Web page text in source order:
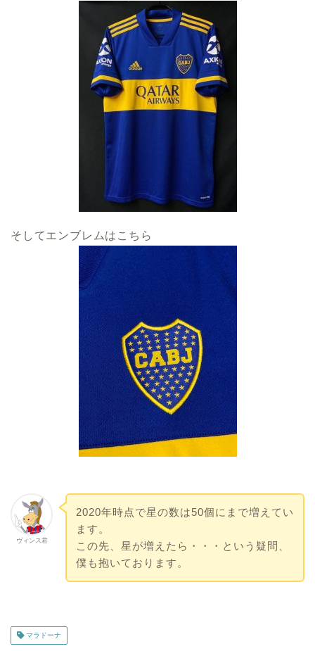
そしてエンブレムはこちら
ヴィンス君
2020年時点で星の数は50個にまで増えてい
ます。
この先、星が増えたら・・・という疑問、
僕も抱いております。
マラドーナ